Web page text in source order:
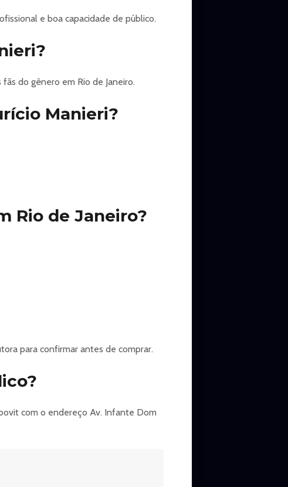
e boa capacidade de público.
do gênero em Rio de Janeiro.
Manieri?
Rio de Janeiro?
para confirmar antes de comprar.
com o endereço Av. Infante Dom